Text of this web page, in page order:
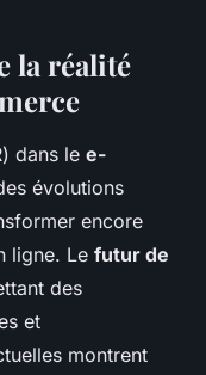
la réalité
dans le e-
évolutions
encore
ligne. Le futur de
des
et
montrent